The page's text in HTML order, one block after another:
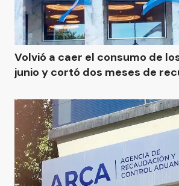
Volvió a caer el consumo de
junio y cortó dos meses de